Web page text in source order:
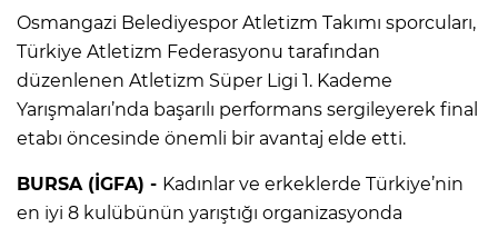
Osmangazi Belediyespor Atletizm Takımı sporcuları,
Türkiye Atletizm Federasyonu tarafından
düzenlenen Atletizm Süper Ligi 1. Kademe
Yarışmaları’nda başarılı performans sergileyerek final
etabı öncesinde önemli bir avantaj elde etti.
BURSA (İGFA) - Kadınlar ve erkeklerde Türkiye’nin
en iyi 8 kulübünün yarıştığı organizasyonda